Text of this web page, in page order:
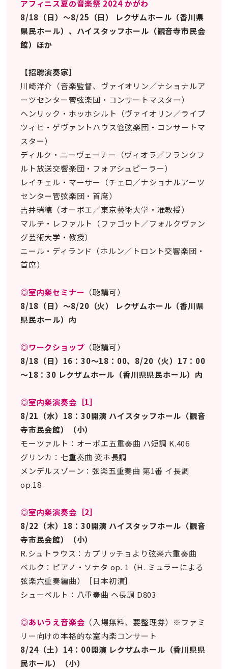
アフィニス夏の音楽祭 2024 かがわ
8/18（日）〜8/25（日） レクザムホール（香川県
県民ホール）、ハイスタッフホール（観音寺市民会
館）ほか
【招聘演奏家】
川崎洋介（音楽監督、ヴァイオリン／ナショナルア
ーツセンター管弦楽団・コンサートマスター）
ヘンリック・ホッホシルト（ヴァイオリン／ライプ
ツィヒ・ゲヴァントハウス管弦楽団・コンサートマ
スター）
ディルク・ニーヴェーナー（ヴィオラ／フランクフ
ルト放送交響楽団・フォアシュピーラー）
レイチェル・マーサー（チェロ／ナショナルアーツ
センター管弦楽団・首席）
吉井瑞穂（オーボエ／東京藝術大学・准教授）
マルテ・レファルト（ファゴット／フォルクヴァン
グ芸術大学・教授）
ニール・ディランド（ホルン／トロント交響楽団・
首席）
◎室内楽セミナー （聴講可）
8/18（日）～8/20（火） レクザムホール（香川県
県民ホール）内
◎ワークショップ （聴講可）
8/18（日）16：30～18：00、8/20（火）17：00
～18：30 レクザムホール（香川県県民ホール）内
◎室内楽演奏会［1］
8/21（水）18：30開演 ハイスタッフホール（観音
寺市民会館）（小）
モーツァルト：オーボエ五重奏曲 ハ短調 K.406
グリンカ：七重奏曲 変ホ長調
メンデルスゾーン：弦楽五重奏曲 第1番 イ長調
op.18
◎室内楽演奏会［2］
8/22（木）18：30開演 ハイスタッフホール（観音
寺市民会館）（小）
R.シュトラウス：カプリッチョより弦楽六重奏曲
ベルク：ピアノ・ソナタ op. 1（H. ミュラーによる
弦楽六重奏編曲）［日本初演］
シューベルト：八重奏曲 ヘ長調 D803
◎あいうえ音楽会 （入場無料、要整理券）※ファミ
リー向けの本格的な室内楽コンサート
8/24（土）14：00開演 レクザムホール（香川県県
民ホール）（小）